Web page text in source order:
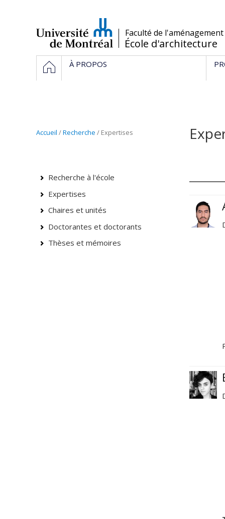
/Faculté de l'aménagement
École d'architecture
Navigation
principale
ACCUEIL
À PROPOS
Accueil /Recherche / Expertises
Recherche à l'école
Expertises
Chaires et unités
Doctorantes et doctorants
Thèses et mémoires